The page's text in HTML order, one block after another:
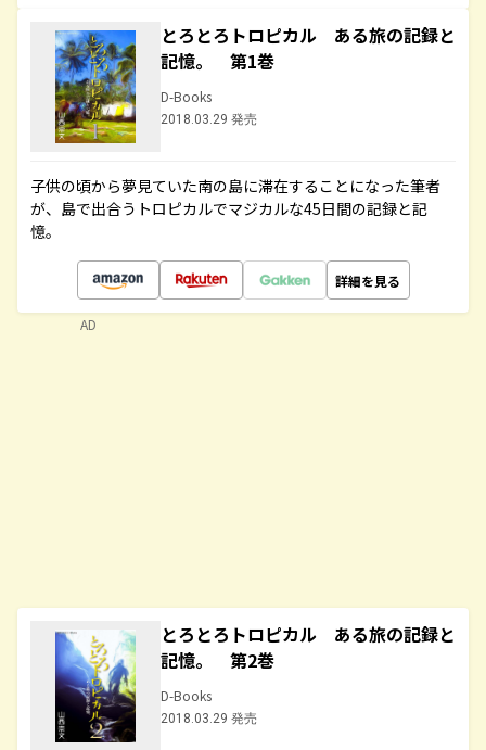
とろとろトロピカル ある旅の記録と
記憶。 第1巻
D-Books
2018.03.29 発売
子供の頃から夢見ていた南の島に滞在することになった筆者
が、島で出合うトロピカルでマジカルな45日間の記録と記
憶。
詳細を見る
とろとろトロピカル ある旅の記録と
記憶。 第2巻
D-Books
2018.03.29 発売
AD